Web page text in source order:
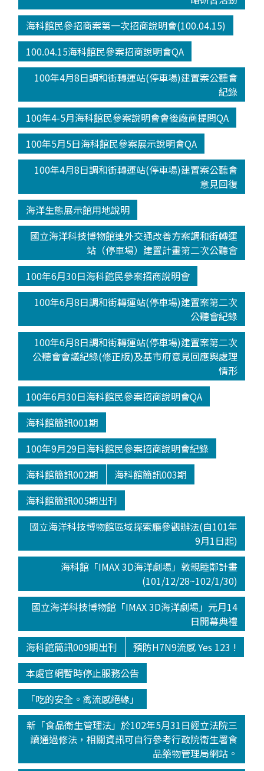
海科館民參招商案第一次招商說明會(100.04.15)
100.04.15海科館民參案招商說明會QA
100年4月8日調和街轉運站(停車場)建置案公聽會
紀錄
100年4-5月海科館民參案說明會會後廠商提問QA
100年5月5日海科館民參案展示說明會QA
100年4月8日調和街轉運站(停車場)建置案公聽會
意見回復
海洋生態展示館用地說明
國立海洋科技博物館連外交通改善方案調和街轉運
站（停車場）建置計畫第二次公聽會
100年6月30日海科館民參案招商說明會
100年6月8日調和街轉運站(停車場)建置案第二次
公聽會紀錄
100年6月8日調和街轉運站(停車場)建置案第二次
公聽會會議紀錄(修正版)及基市府意見回應與處理
情形
100年6月30日海科館民參案招商說明會QA
海科館簡訊001期
100年9月29日海科館民參案招商說明會紀錄
海科館簡訊002期
海科館簡訊003期
海科館簡訊005期出刊
國立海洋科技博物館區域探索廳參觀辦法(自101年
9月1日起)
海科館「IMAX 3D海洋劇場」敦親睦鄰計畫
(101/12/28~102/1/30)
國立海洋科技博物館「IMAX 3D海洋劇場」元月14
日開幕典禮
海科館簡訊009期出刊
預防H7N9流感 Yes 123 !
本處官網暫時停止服務公告
「吃的安全。禽流感絕緣」
新「食品衛生管理法」於102年5月31日經立法院三
讀通過修法，相關資訊可自行參考行政院衛生署食
品藥物管理局網站。